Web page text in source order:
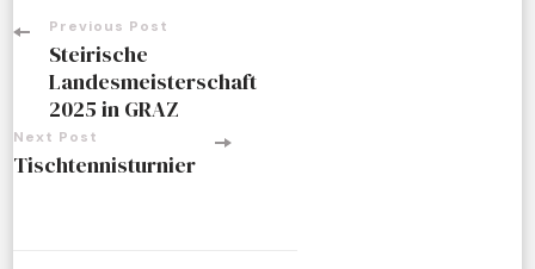
Previous Post
Steirische
Landesmeisterschaft
2025 in GRAZ
Next Post
Tischtennisturnier